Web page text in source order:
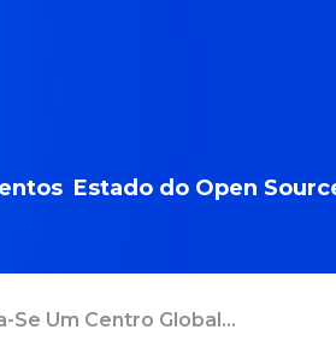
Estado do Open
Se Um Centro Global...